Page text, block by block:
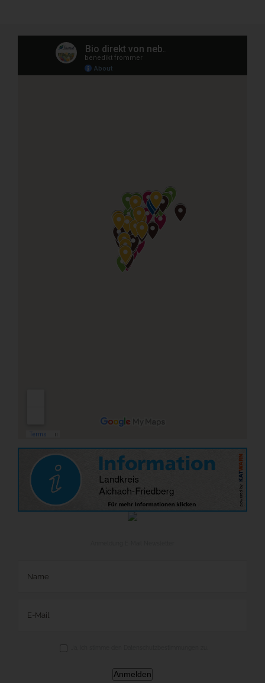
Anmelden